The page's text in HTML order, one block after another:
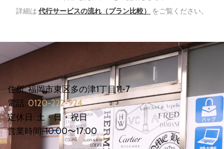
詳細は 代行サービスの流れ（プラン比較） をご覧ください。
住所: 福岡市東区多の津1丁目11-7
電話: 0120-222-924
定休日: 土・日・祝日
営業時間: 10:00〜17:00